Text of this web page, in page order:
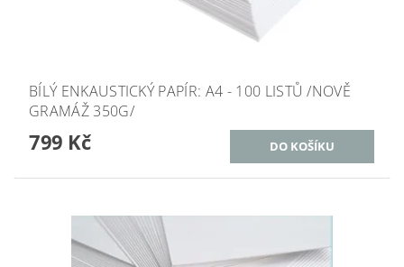
BÍLÝ ENKAUSTICKÝ PAPÍR: A4 - 100 LISTŮ /NOVĚ
GRAMÁŽ 350G/
799 Kč